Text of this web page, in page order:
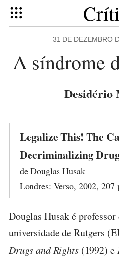
31 DE DEZEMBRO
A síndrome
Desidério
Legalize This! The
Decriminalizing
de Douglas Husak
Londres: Verso, 2002, 207
Douglas Husak é
universidade de Rutgers
Drugs and Rights (1992) e